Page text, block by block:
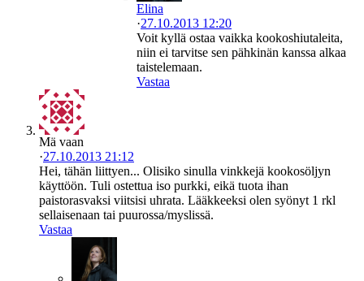
Elina
·27.10.2013 12:20
Voit kyllä ostaa vaikka kookoshiutaleita,
niin ei tarvitse sen pähkinän kanssa alkaa
taistelemaan.
Vastaa
Mä vaan
·27.10.2013 21:12
Hei, tähän liittyen... Olisiko sinulla vinkkejä kookosöljyn
käyttöön. Tuli ostettua iso purkki, eikä tuota ihan
paistorasvaksi viitsisi uhrata. Lääkkeeksi olen syönyt 1 rkl
sellaisenaan tai puurossa/myslissä.
Vastaa